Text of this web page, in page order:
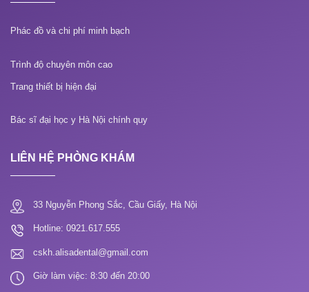
Phác đồ và chi phí minh bạch
Trình độ chuyên môn cao
Trang thiết bị hiện đại
Bác sĩ đại học y Hà Nội chính quy
LIÊN HỆ PHÒNG KHÁM
33 Nguyễn Phong Sắc, Cầu Giấy, Hà Nội
Hotline: 0921.617.555
cskh.alisadental@gmail.com
Giờ làm việc: 8:30 đến 20:00